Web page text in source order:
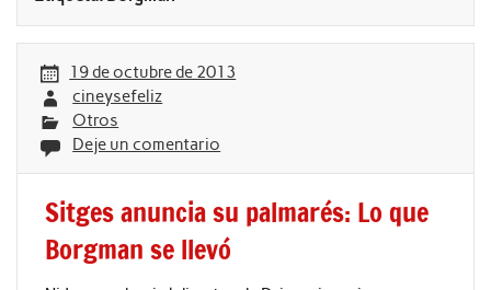
19 de octubre de 2013
cineysefeliz
Otros
Deje un comentario
Sitges anuncia su palmarés: Lo que
Borgman se llevó